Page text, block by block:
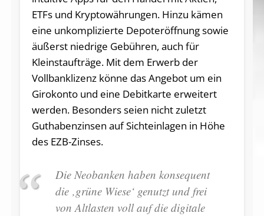
ETFs und Kryptowährungen. Hinzu kämen
eine unkomplizierte Depoteröffnung sowie
äußerst niedrige Gebühren, auch für
Kleinstaufträge. Mit dem Erwerb der
Vollbanklizenz könne das Angebot um ein
Girokonto und eine Debitkarte erweitert
werden. Besonders seien nicht zuletzt
Guthabenzinsen auf Sichteinlagen in Höhe
des EZB-Zinses.
Die Neobanken haben konsequent
die ‚grüne Wiese‘ genutzt und frei
von Altlasten voll auf die digitale